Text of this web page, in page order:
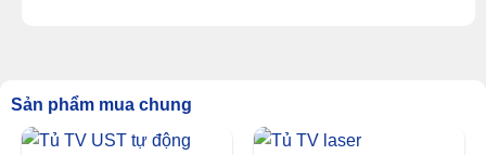
Sản phẩm mua chung